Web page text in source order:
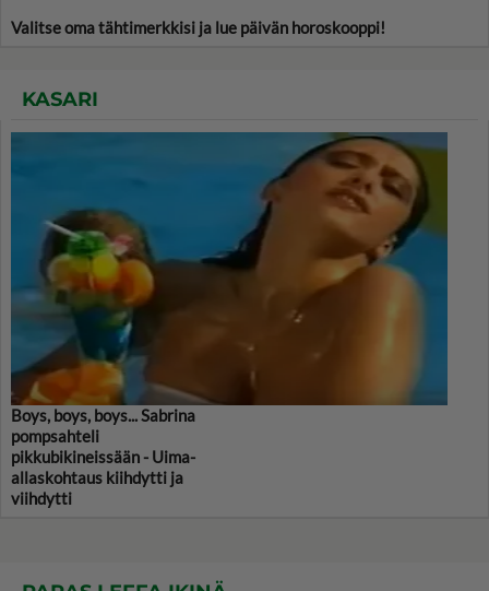
Valitse oma tähtimerkkisi ja lue päivän horoskooppi!
KASARI
Boys, boys, boys... Sabrina
pompsahteli
pikkubikineissään - Uima-
allaskohtaus kiihdytti ja
viihdytti